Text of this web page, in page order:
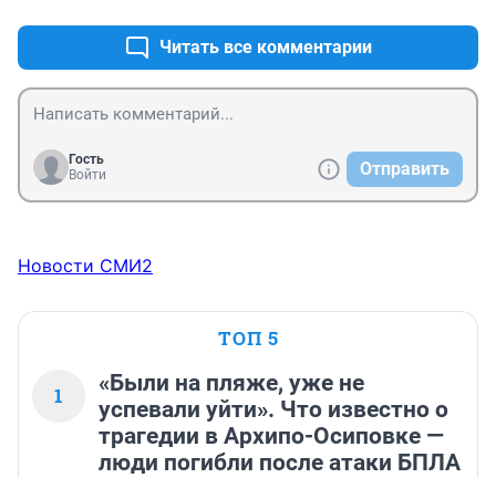
Читать все комментарии
Гость
Войти
Отправить
Новости СМИ2
ТОП 5
1
«Были на пляже, уже не
успевали уйти». Что известно о
трагедии в Архипо-Осиповке —
люди погибли после атаки БПЛА